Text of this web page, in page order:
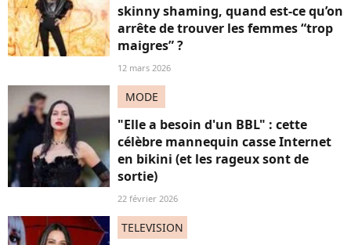
skinny shaming, quand est-ce qu’on
arrête de trouver les femmes “trop
maigres” ?
12 mars 2026
MODE
"Elle a besoin d'un BBL" : cette
célèbre mannequin casse Internet
en bikini (et les rageux sont de
sortie)
22 février 2026
TELEVISION